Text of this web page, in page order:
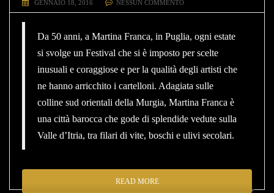
GENNAIO 18, 2016 NESSUN COMMENTO
Da 50 anni, a Martina Franca, in Puglia, ogni estate
si svolge un Festival che si è imposto per scelte
inusuali e coraggiose e per la qualità degli artisti che
ne hanno arricchito i cartelloni. Adagiata sulle
colline sud orientali della Murgia, Martina Franca è
una città barocca che gode di splendide vedute sulla
Valle d’Itria, tra filari di vite, boschi e ulivi secolari.
READ MORE